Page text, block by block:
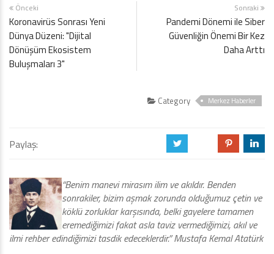
Önceki
Koronavirüs Sonrası Yeni
Dünya Düzeni: "Dijital
Dönüşüm Ekosistem
Buluşmaları 3"
Sonraki
Pandemi Dönemi ile Siber
Güvenliğin Önemi Bir Kez
Daha Arttı
Category Merkez Haberler
Paylaş: a d j
“Benim manevi mirasım ilim ve akıldır. Benden
sonrakiler, bizim aşmak zorunda olduğumuz çetin ve
köklü zorluklar karşısında, belki gayelere tamamen
eremediğimizi fakat asla taviz vermediğimizi, akıl ve
ilmi rehber edindiğimizi tasdik edeceklerdir.” Mustafa Kemal Atatürk